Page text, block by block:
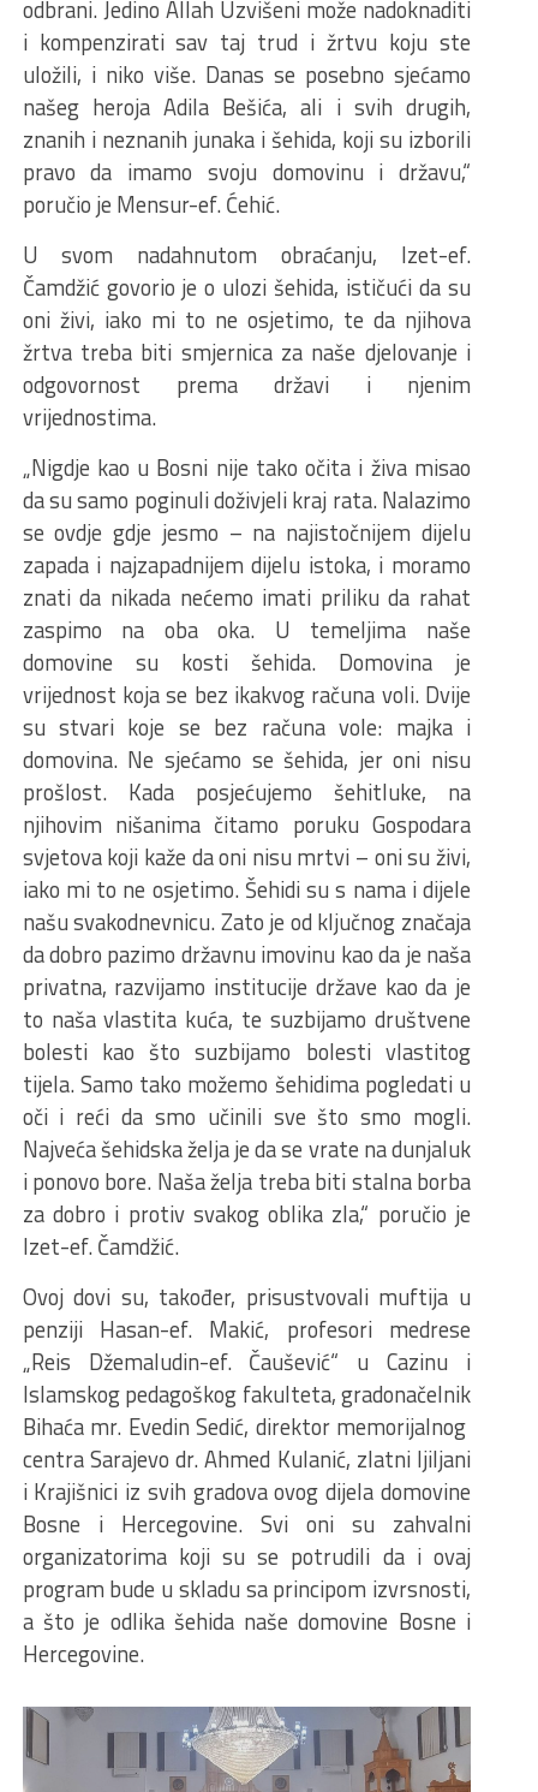
odbrani. Jedino Allah Uzvišeni može nadoknaditi
i kompenzirati sav taj trud i žrtvu koju ste
uložili, i niko više. Danas se posebno sjećamo
našeg heroja Adila Bešića, ali i svih drugih,
znanih i neznanih junaka i šehida, koji su izborili
pravo da imamo svoju domovinu i državu,“
poručio je Mensur-ef. Ćehić.
U svom nadahnutom obraćanju, Izet-ef.
Čamdžić govorio je o ulozi šehida, ističući da su
oni živi, iako mi to ne osjetimo, te da njihova
žrtva treba biti smjernica za naše djelovanje i
odgovornost prema državi i njenim
vrijednostima.
„Nigdje kao u Bosni nije tako očita i živa misao
da su samo poginuli doživjeli kraj rata. Nalazimo
se ovdje gdje jesmo – na najistočnijem dijelu
zapada i najzapadnijem dijelu istoka, i moramo
znati da nikada nećemo imati priliku da rahat
zaspimo na oba oka. U temeljima naše
domovine su kosti šehida. Domovina je
vrijednost koja se bez ikakvog računa voli. Dvije
su stvari koje se bez računa vole: majka i
domovina. Ne sjećamo se šehida, jer oni nisu
prošlost. Kada posjećujemo šehitluke, na
njihovim nišanima čitamo poruku Gospodara
svjetova koji kaže da oni nisu mrtvi – oni su živi,
iako mi to ne osjetimo. Šehidi su s nama i dijele
našu svakodnevnicu. Zato je od ključnog značaja
da dobro pazimo državnu imovinu kao da je naša
privatna, razvijamo institucije države kao da je
to naša vlastita kuća, te suzbijamo društvene
bolesti kao što suzbijamo bolesti vlastitog
tijela. Samo tako možemo šehidima pogledati u
oči i reći da smo učinili sve što smo mogli.
Najveća šehidska želja je da se vrate na dunjaluk
i ponovo bore. Naša želja treba biti stalna borba
za dobro i protiv svakog oblika zla,“ poručio je
Izet-ef. Čamdžić.
Ovoj dovi su, također, prisustvovali muftija u
penziji Hasan-ef. Makić, profesori medrese
„Reis Džemaludin-ef. Čaušević“ u Cazinu i
Islamskog pedagoškog fakulteta, gradonačelnik
Bihaća mr. Evedin Sedić, direktor memorijalnog
centra Sarajevo dr. Ahmed Kulanić, zlatni ljiljani
i Krajišnici iz svih gradova ovog dijela domovine
Bosne i Hercegovine. Svi oni su zahvalni
organizatorima koji su se potrudili da i ovaj
program bude u skladu sa principom izvrsnosti,
a što je odlika šehida naše domovine Bosne i
Hercegovine.